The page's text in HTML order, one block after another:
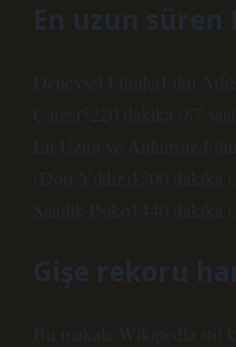
En uzun
Deneysel FilmlerFilm
Çaresi5220 dakika (87
En Uzun ve Anlamsız
(Dört Yıldız)1500 dakika
Saatlik Psiko1440 dakika
Gişe rekoru
Bu makale Wikipedia stil